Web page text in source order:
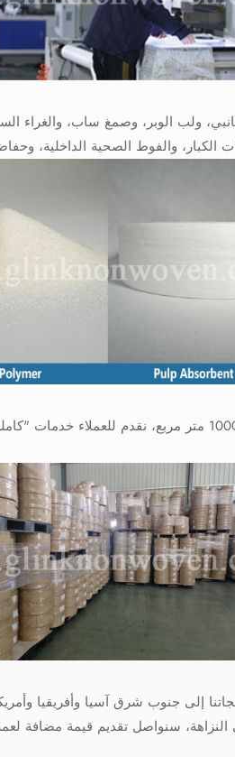
ولب الوبر، وصمغ ساب، والغراء
مع مستودع حديث يمتد على مساحة تزيد عن 10000 متر
إلى جنوب شرق آسيا وأفريقيا
سنواصل تقديم قيمة مضافة